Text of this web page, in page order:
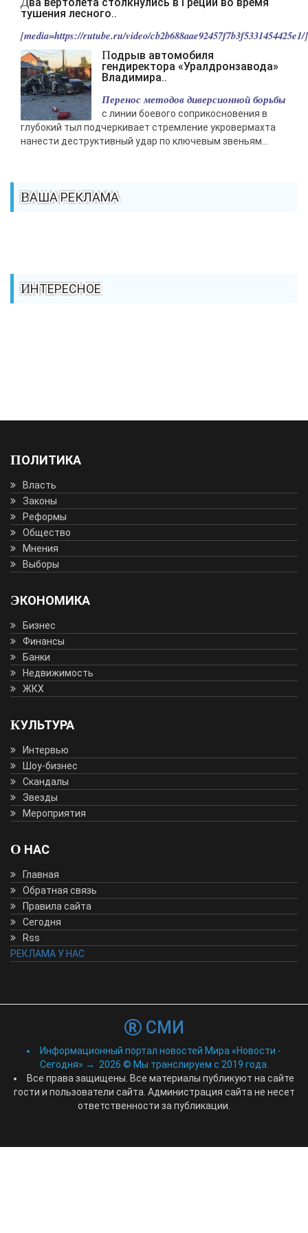
тушения лесного..
[media=https://rutube.ru/video/
Подрыв автомобиля
гендиректора «Уралдронзавода»
Владимира..
Перенос методов диверсионной борьбы
с линии боевого соприкосновения в
глубокий тыл подчеркивает стремление укровермахта
нанести деструктивный удар по ключевым звеньям...
ВАША РЕКЛАМА
ИНТЕРЕСНОЕ
ПОЛИТИКА
Власть
Законы
Реформы
Общество
Мнения
Выборы
ЭКОНОМИКА
Бизнес
Финансы
Банки
Недвижимость
ЖКХ
КУЛЬТУРА
Интервью
Шоу-бизнес
Скандалы
Звезды
Мероприятия
О НАС
Главная
Обратная связь
Правила сайта
Сегодня
Rss
РЕКЛАМА У НАС
СМИ
Информационный портал новостей Мира «Новости -
Сегодня» → 2026 © Мы транслируем с 2019 года.
Все права защищены. Все материалы публикуют на сайте
гости и пользователи сайта. Администрация сайта не несет
ответственности за публикации.